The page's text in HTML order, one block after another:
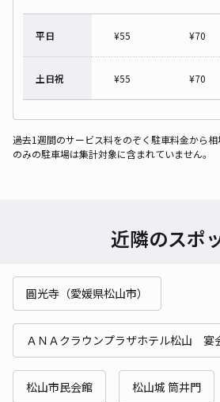
平日 ¥55 ¥70
土日祝 ¥55 ¥70
過去1週間のサービス料をのぞく駐車料金から
のみの駐車場は集計対象に含まれていません。
近隣のスポ
圓光寺（愛媛県松山市）
ＡＮＡクラウンプラザホテル松山 宴
松山市民会館 松山城 筒井門